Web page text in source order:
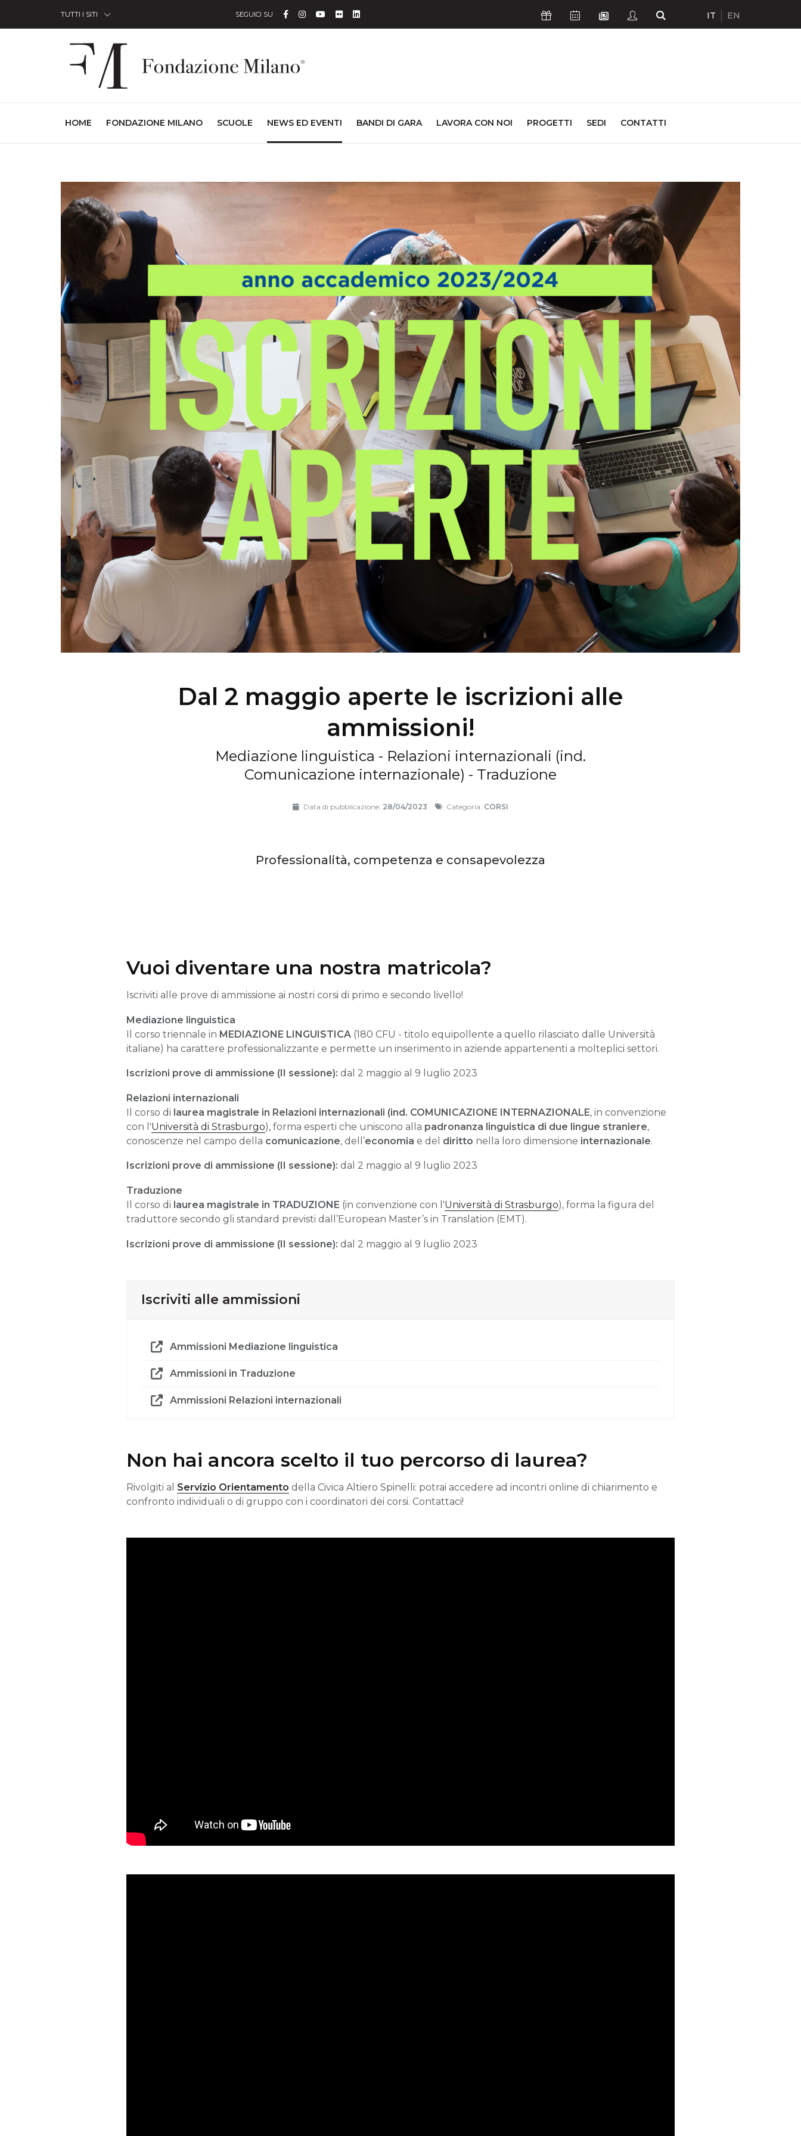
TUTTI I SITI SEGUICI SU Facebook
Instagram
YouTube
FlickrLinkedin Icona SostieniciIcona Calendario Eventi
Icona Newsletter
Icona StudentiIcona Cerca
IT EN
HOME (CURRENT)
FONDAZIONE MILANO SCUOLE NEWS ED EVENTI BANDI DI GARA LAVORA CON NOI PROGETTI SEDI CONTATTI
Dal 2 maggio aperte le iscrizioni alle
ammissioni!
Mediazione linguistica - Relazioni internazionali (ind.
Comunicazione internazionale) - Traduzione
Data di pubblicazione: 28/04/2023 Categoria: CORSI
Professionalità, competenza e consapevolezza
Vuoi diventare una nostra matricola?
Iscriviti alle prove di ammissione ai nostri corsi di primo e secondo livello!
Mediazione linguistica
Il corso triennale in MEDIAZIONE LINGUISTICA (180 CFU - titolo equipollente a quello rilasciato dalle Università
italiane) ha carattere professionalizzante e permette un inserimento in aziende appartenenti a molteplici settori.
Iscrizioni prove di ammissione (II sessione): dal 2 maggio al 9 luglio 2023
Relazioni internazionali
Il corso di laurea magistrale in Relazioni internazionali (ind. COMUNICAZIONE INTERNAZIONALE, in convenzione
con l'Università di Strasburgo), forma esperti che uniscono alla padronanza linguistica di due lingue straniere,
conoscenze nel campo della comunicazione, dell’economia e del diritto nella loro dimensione internazionale.
Iscrizioni prove di ammissione (II sessione): dal 2 maggio al 9 luglio 2023
Traduzione
Il corso di laurea magistrale in TRADUZIONE (in convenzione con l'Università di Strasburgo), forma la figura del
traduttore secondo gli standard previsti dall’European Master’s in Translation (EMT).
Iscrizioni prove di ammissione (II sessione): dal 2 maggio al 9 luglio 2023
Iscriviti alle ammissioni
Ammissioni Mediazione linguistica
Ammissioni in Traduzione
Ammissioni Relazioni internazionali
Non hai ancora scelto il tuo percorso di laurea?
Rivolgiti al Servizio Orientamento della Civica Altiero Spinelli: potrai accedere ad incontri online di chiarimento e
confronto individuali o di gruppo con i coordinatori dei corsi. Contattaci!